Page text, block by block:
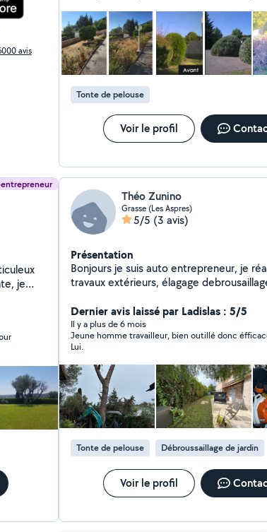
avis
bientot
Tonte de pelouse
Voir le profil
Théo Zunino
Grasse (Les Aspres)
5/5 (3 avis)
Présentation
Bonjours je suis auto entrepreneur, je
travaux extérieurs, élagage
Dernier avis laissé par Ladislas : 5/5
Il y a plus de 6 mois
Jeune homme travailleur, bien outillé donc éfficace.
Lui.
Tonte de pelouse Débroussaillage de jardin
Voir le profil